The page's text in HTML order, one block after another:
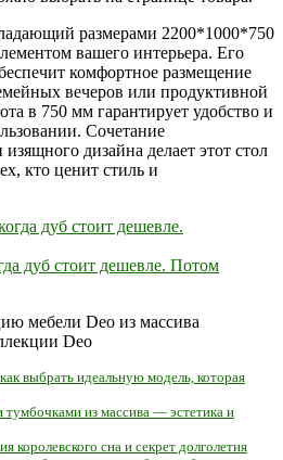
размерами 2200*1000*750
вашего интерьера. Его
комфортное размещение
вечеров или продуктивной
в 750 мм гарантирует удобство и
Сочетание
дизайна делает этот стол
кто ценит стиль и
дуб стоит дешевле. Потом
Deo
выбрать идеальную модель, которая
из массива — эстетика и
королевского сна и секрет долголетия